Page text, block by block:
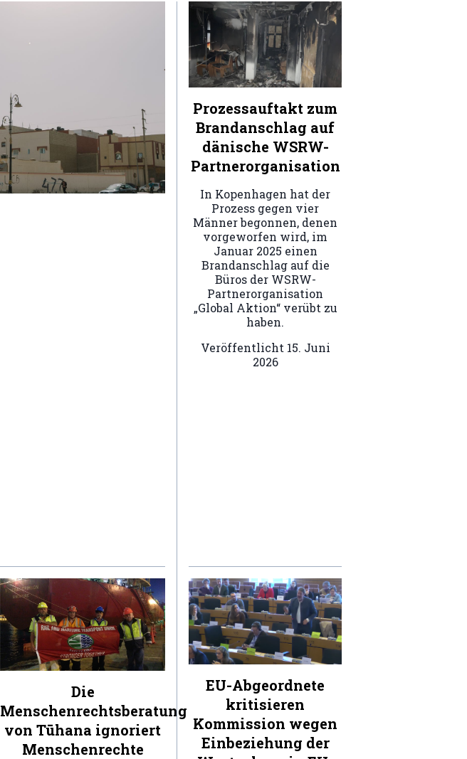
Prozessauftakt zum
Brandanschlag auf
dänische WSRW-
Partnerorganisation
In Kopenhagen hat der
Prozess gegen vier
Männer begonnen, denen
vorgeworfen wird, im
Januar 2025 einen
Brandanschlag auf die
Büros der WSRW-
Partnerorganisation
„Global Aktion“ verübt zu
haben.
Veröffentlicht 15. Juni
2026
Die
Menschenrechtsberatung
von Tūhana ignoriert
Menschenrechte
EU-Abgeordnete
kritisieren
Kommission wegen
Einbeziehung der